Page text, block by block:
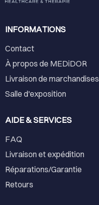
INFORMATIONS
Contact
À propos de MEDiDOR
Livraison de marchandises
Salle d'exposition
AIDE & SERVICES
FAQ
Livraison et expédition
Réparations/Garantie
Retours